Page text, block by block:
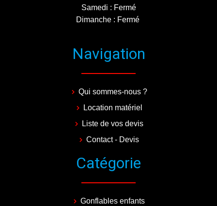
Samedi : Fermé
Dimanche : Fermé
Navigation
Qui sommes-nous ?
Location matériel
Liste de vos devis
Contact - Devis
Catégorie
Gonflables enfants